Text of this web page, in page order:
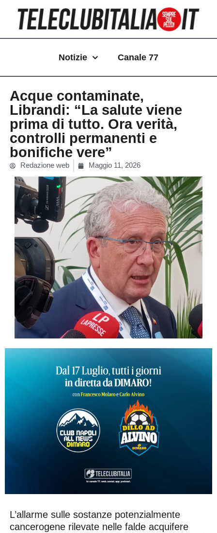
contenuto
Notizie Canale 77
Acque contaminate,
Librandi: “La salute viene
prima di tutto. Ora verità,
controlli permanenti e
bonifiche vere”
Redazione web Maggio 11, 2026
L’allarme sulle sostanze potenzialmente
cancerogene rilevate nelle falde acquifere